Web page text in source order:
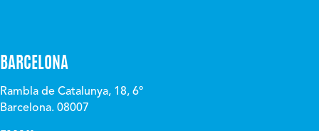
BARCELONA
Rambla de Catalunya, 18, 6º
Barcelona. 08007